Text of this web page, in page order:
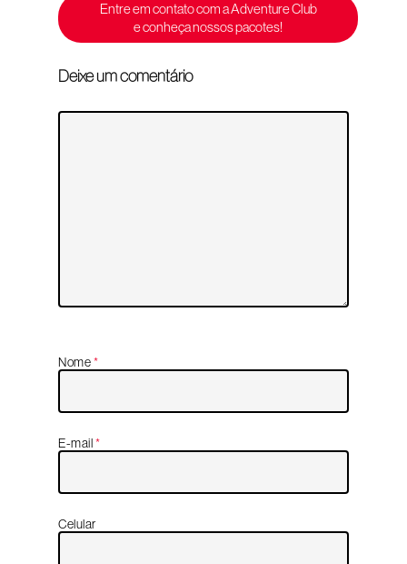
Entre em contato com a Adventure Club
e conheça nossos pacotes!
Deixe um comentário
Nome*
E-mail*
Celular